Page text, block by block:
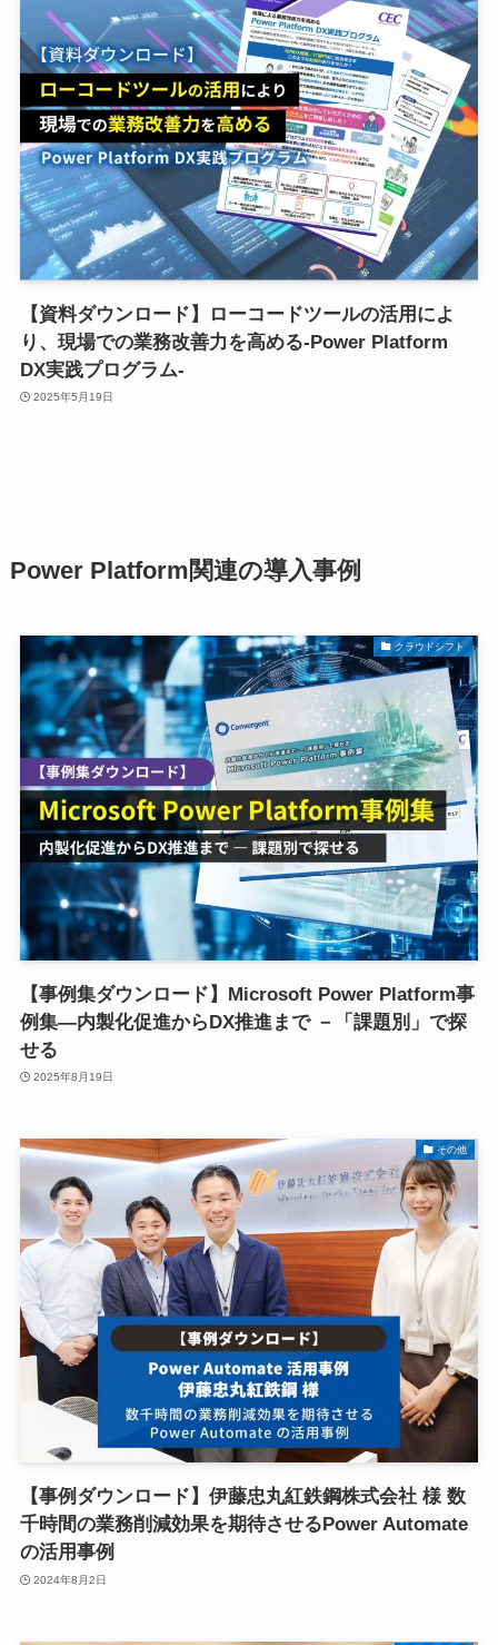
【資料ダウンロード】ローコードツールの活用によ
り、現場での業務改善力を高める-Power Platform
DX実践プログラム-
2025年5月19日
Power Platform関連の導入事例
クラウドシフト
【事例集ダウンロード】Microsoft Power Platform事
例集―内製化促進からDX推進まで －「課題別」で探
せる
2025年8月19日
その他
【事例ダウンロード】伊藤忠丸紅鉄鋼株式会社 様 数
千時間の業務削減効果を期待させるPower Automate
の活用事例
2024年8月2日